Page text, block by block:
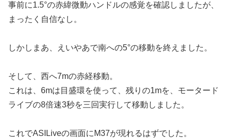
事前に1.5°の赤緯微動ハンドルの感覚を確認しましたが、
まったく自信なし。
しかしまあ、えいやあで南への5°の移動を終えました。
そして、西へ7mの赤経移動。
これは、6mは目盛環を使って、残りの1mを、モータード
ライブの8倍速3秒を三回実行して移動しました。
これでASILiveの画面にM37が現れるはずでした。